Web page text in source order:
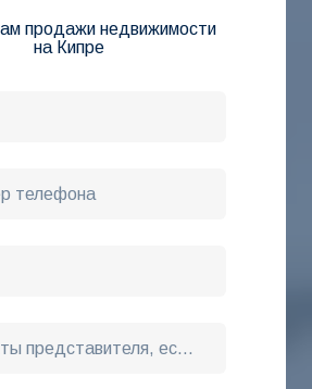
продажи недвижимости
на Кипре